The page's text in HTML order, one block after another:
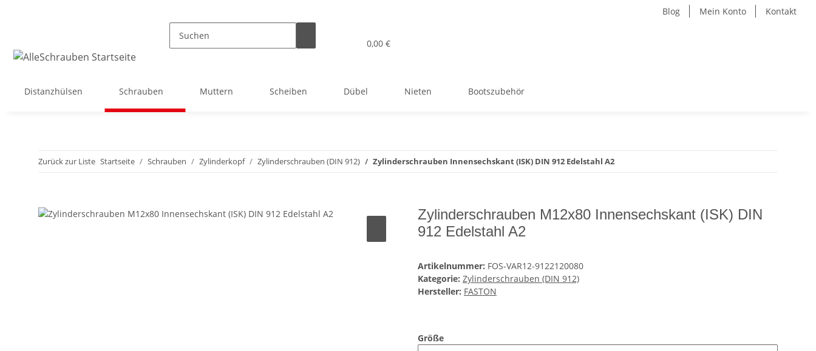
Blog Mein Konto Kontakt
0,00 €
Distanzhülsen Schrauben Muttern Scheiben Dübel Nieten Bootszubehör
Zurück zur Liste Startseite Schrauben Zylinderkopf Zylinderschrauben (DIN 912) Zylinderschrauben Innensechskant (ISK) DIN 912 Edelstahl A2
Zylinderschrauben M12x80 Innensechskant (ISK) DIN
912 Edelstahl A2
Artikelnummer: FOS-VAR12-9122120080
Kategorie: Zylinderschrauben (DIN 912)
Hersteller: FASTON
Größe